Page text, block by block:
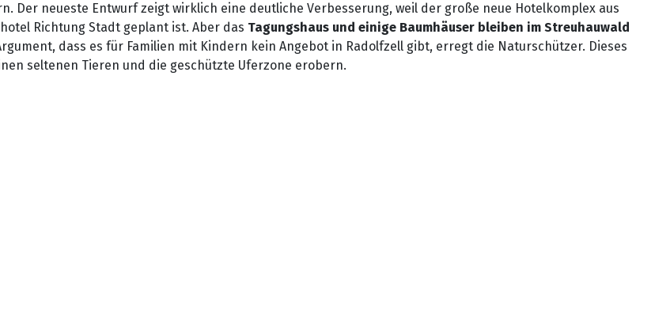
Der neueste Entwurf zeigt wirklich eine deutliche Verbesserung, weil der große neue Hotelkomplex aus
Richtung Stadt geplant ist. Aber das Tagungshaus und einige Baumhäuser bleiben im Streuhauwald
dass es für Familien mit Kindern kein Angebot in Radolfzell gibt, erregt die Naturschützer. Dieses
seltenen Tieren und die geschützte Uferzone erobern.